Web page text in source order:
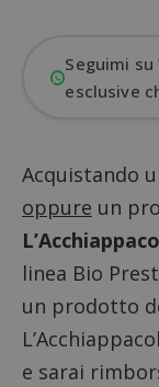
Seguimi su
esclusive
Acquistando
oppure un
linea Bio
un prodotto
e sarai